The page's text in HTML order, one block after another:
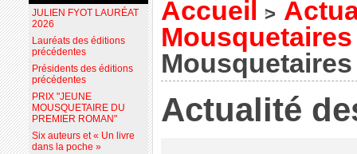
Accueil >
Mousquetaires
Mousquetaires
Actualité
JULIEN FYOT LAURÉAT
2026
Lauréats des éditions
précédentes
Présidents des éditions
précédentes
PRIX "JEUNE
MOUSQUETAIRE DU
PREMIER ROMAN"
Six auteurs et « Un livre
dans la poche »